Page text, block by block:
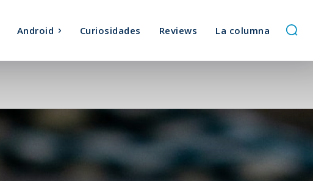
Android Curiosidades Reviews La columna